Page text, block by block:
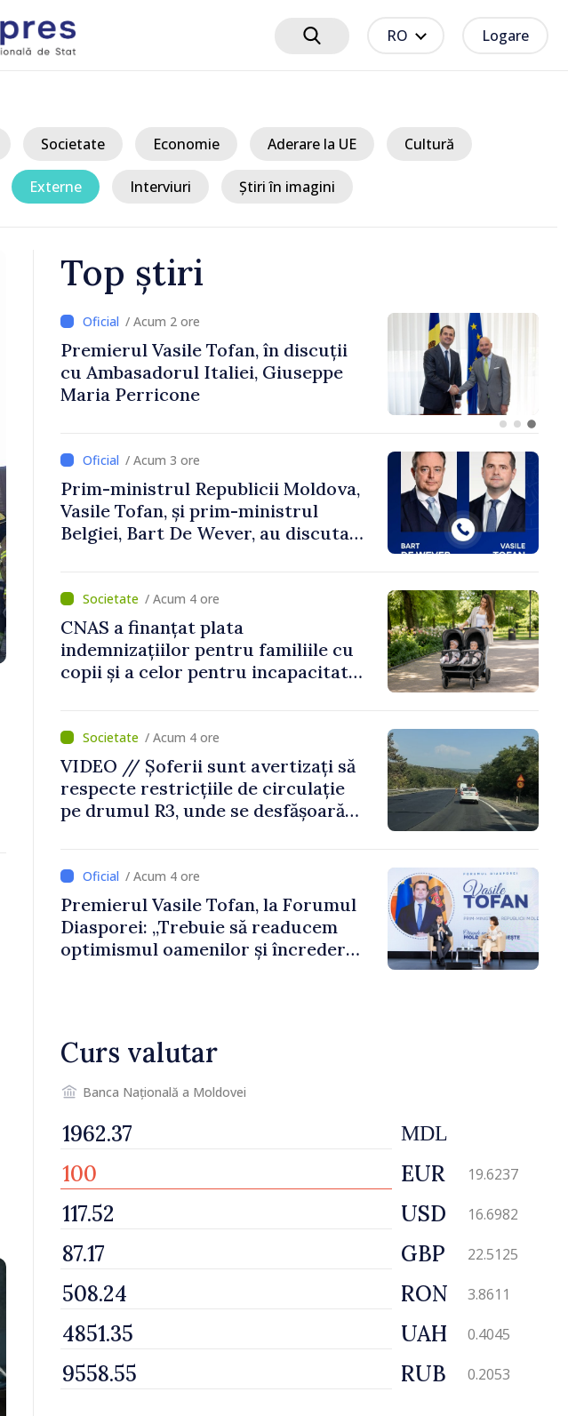
RO Logare
Societate Economie Aderare la UE Cultură
Externe Interviuri Știri în imagini
Top știri
/ Acum 10 minute
Zelenski a ajuns în Serbia, în prima
sa vizită în acest stat aliat
tradițional al Rusiei după 2022
/ Acum 3 ore
Prim-ministrul Republicii Moldova,
Vasile Tofan, și prim-ministrul
Belgiei, Bart De Wever, au discutat
/ Acum 4 ore
CNAS a finanțat plata
indemnizațiilor pentru familiile cu
copii și a celor pentru incapacitate
/ Acum 4 ore
VIDEO // Șoferii sunt avertizați să
respecte restricțiile de circulație
pe drumul R3, unde se desfășoară
/ Acum 4 ore
Premierul Vasile Tofan, la Forumul
Diasporei: „Trebuie să readucem
optimismul oamenilor și încrederea
Curs valutar
Banca Națională a Moldovei
MDL
EUR 19.6237
USD 16.6982
GBP 22.5125
RON 3.8611
UAH 0.4045
RUB 0.2053